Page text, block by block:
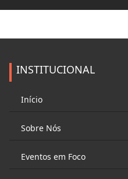
INSTITUCIONAL
Início
Sobre Nós
Eventos em Foco